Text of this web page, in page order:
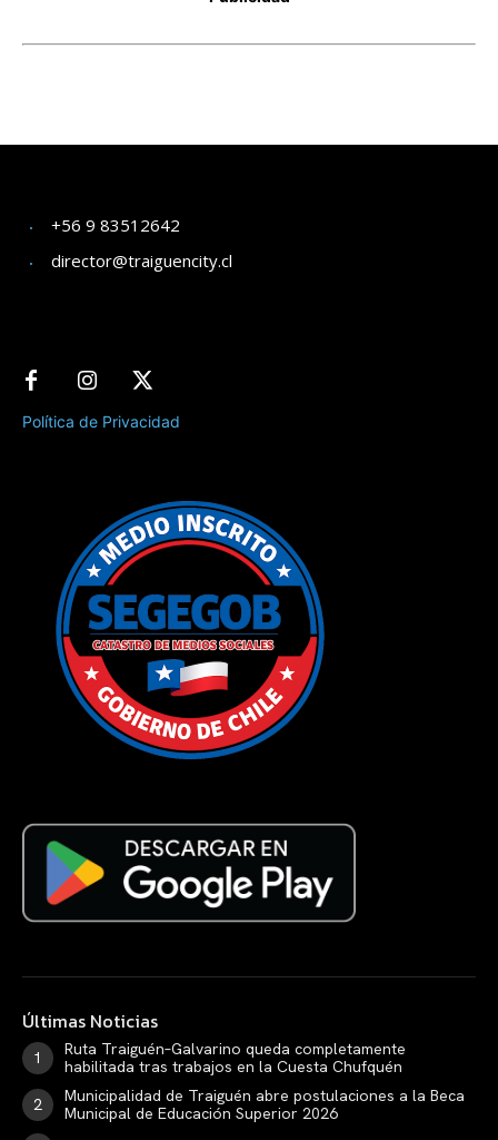
+56 9 83512642
director@traiguencity.cl
Política de Privacidad
Últimas Noticias
Ruta Traiguén–Galvarino queda completamente
habilitada tras trabajos en la Cuesta Chufquén
Municipalidad de Traiguén abre postulaciones a la Beca
Municipal de Educación Superior 2026